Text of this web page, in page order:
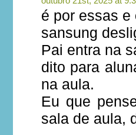
é por essas e
sansung
Pai entra na
dito para
na aula.
Eu que
sala de aula,